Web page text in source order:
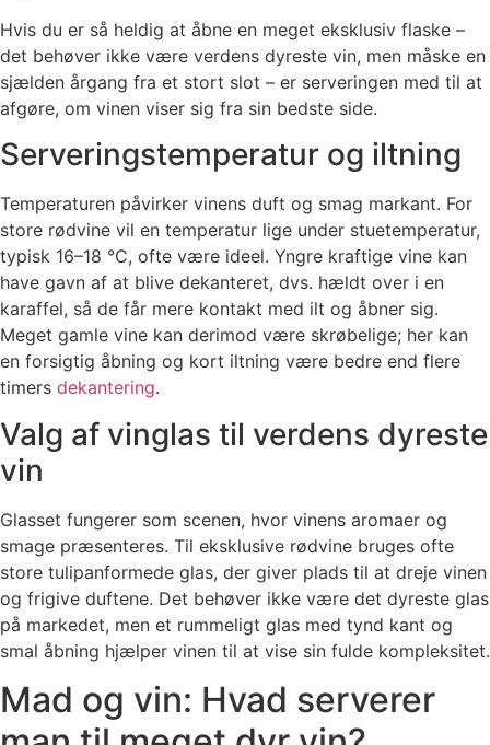
Hvis du er så heldig at åbne en meget eksklusiv flaske –
det behøver ikke være verdens dyreste vin, men måske en
sjælden årgang fra et stort slot – er serveringen med til at
afgøre, om vinen viser sig fra sin bedste side.
Serveringstemperatur og iltning
Temperaturen påvirker vinens duft og smag markant. For
store rødvine vil en temperatur lige under stuetemperatur,
typisk 16–18 °C, ofte være ideel. Yngre kraftige vine kan
have gavn af at blive dekanteret, dvs. hældt over i en
karaffel, så de får mere kontakt med ilt og åbner sig.
Meget gamle vine kan derimod være skrøbelige; her kan
en forsigtig åbning og kort iltning være bedre end flere
timers dekantering.
Valg af vinglas til verdens dyreste
vin
Glasset fungerer som scenen, hvor vinens aromaer og
smage præsenteres. Til eksklusive rødvine bruges ofte
store tulipanformede glas, der giver plads til at dreje vinen
og frigive duftene. Det behøver ikke være det dyreste glas
på markedet, men et rummeligt glas med tynd kant og
smal åbning hjælper vinen til at vise sin fulde kompleksitet.
Mad og vin: Hvad serverer